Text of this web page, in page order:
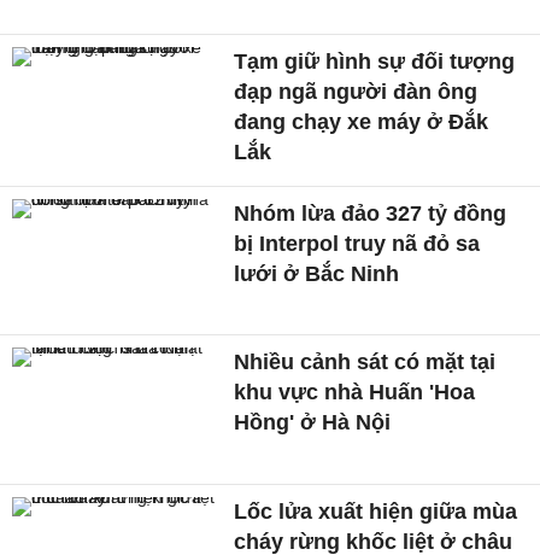
Tạm giữ hình sự đối tượng
đạp ngã người đàn ông
đang chạy xe máy ở Đắk
Lắk
Nhóm lừa đảo 327 tỷ đồng
bị Interpol truy nã đỏ sa
lưới ở Bắc Ninh
Nhiều cảnh sát có mặt tại
khu vực nhà Huấn 'Hoa
Hồng' ở Hà Nội
Lốc lửa xuất hiện giữa mùa
cháy rừng khốc liệt ở châu